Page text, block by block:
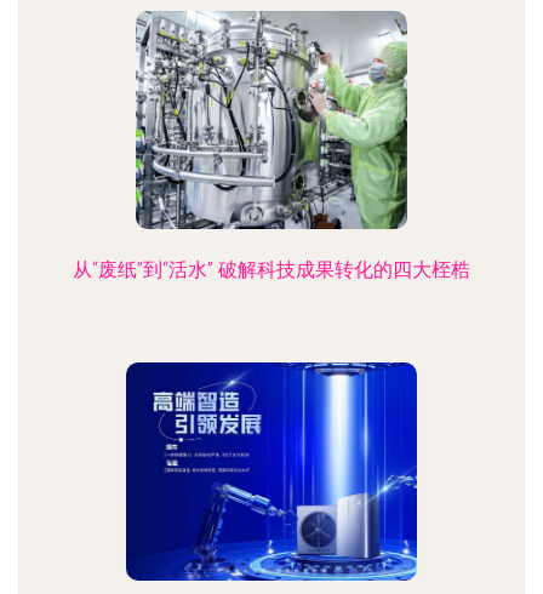
从“废纸”到“活水” 破解科技成果转化的四大桎梏